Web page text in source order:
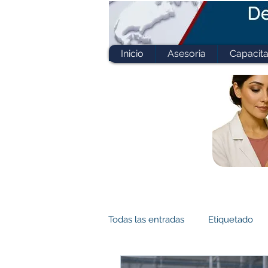
Inicio Asesoria
Todas las entradas Etiquetado